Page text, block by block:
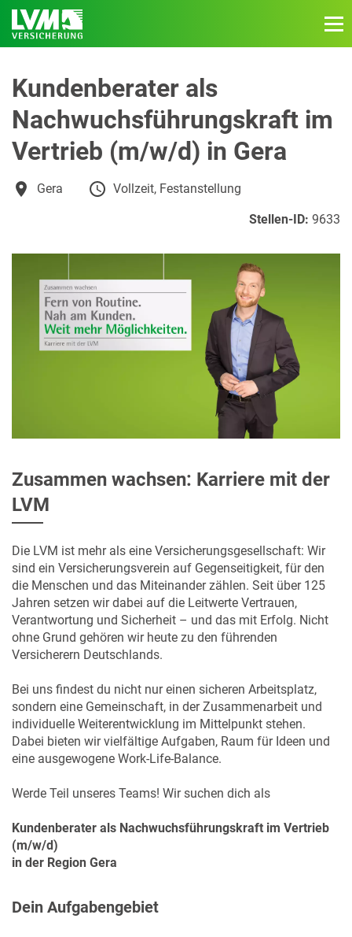
Kundenberater als
Nachwuchsführungskraft im
Vertrieb (m/w/d) in Gera
Gera Vollzeit, Festanstellung
Stellen-ID: 9633
Zusammen wachsen: Karriere mit der
LVM
Die LVM ist mehr als eine Versicherungsgesellschaft: Wir
sind ein Versicherungsverein auf Gegenseitigkeit, für den
die Menschen und das Miteinander zählen. Seit über 125
Jahren setzen wir dabei auf die Leitwerte Vertrauen,
Verantwortung und Sicherheit – und das mit Erfolg. Nicht
ohne Grund gehören wir heute zu den führenden
Versicherern Deutschlands.
Bei uns findest du nicht nur einen sicheren Arbeitsplatz,
sondern eine Gemeinschaft, in der Zusammenarbeit und
individuelle Weiterentwicklung im Mittelpunkt stehen.
Dabei bieten wir vielfältige Aufgaben, Raum für Ideen und
eine ausgewogene Work-Life-Balance.
Werde Teil unseres Teams! Wir suchen dich als
Kundenberater als Nachwuchsführungskraft im Vertrieb
(m/w/d)
in der Region Gera
Dein Aufgabengebiet